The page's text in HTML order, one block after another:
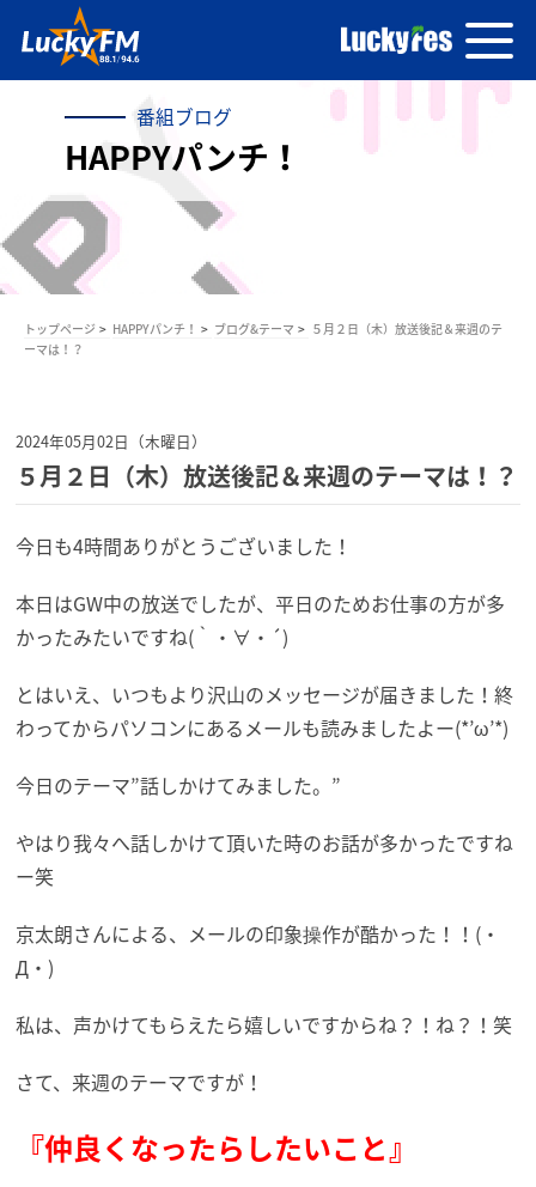
番組ブログ
HAPPYパンチ！
トップページ HAPPYパンチ！ ブログ&テーマ
５月２日（木）放送後記＆来週のテ
ーマは！？
2024年05月02日（木曜日）
５月２日（木）放送後記＆来週のテーマは！？
今日も4時間ありがとうございました！
本日はGW中の放送でしたが、平日のためお仕事の方が多
かったみたいですね(｀・∀・´)
とはいえ、いつもより沢山のメッセージが届きました！終
わってからパソコンにあるメールも読みましたよー(*’ω’*)
今日のテーマ”話しかけてみました。”
やはり我々へ話しかけて頂いた時のお話が多かったですね
ー笑
京太朗さんによる、メールの印象操作が酷かった！！(・
Д・)
私は、声かけてもらえたら嬉しいですからね？！ね？！笑
さて、来週のテーマですが！
『仲良くなったらしたいこと』